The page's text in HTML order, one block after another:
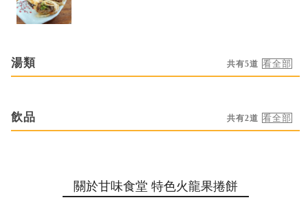
湯類 共有5道
飲品 共有2道
關於甘味食堂 特色火龍果捲餅